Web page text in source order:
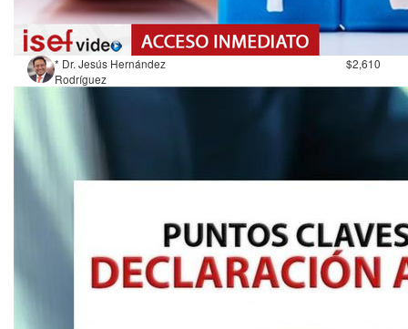
* Dr. Jesús Hernández
Rodríguez
$2,610